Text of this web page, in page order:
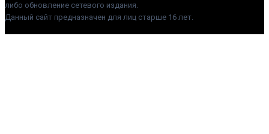
либо обновление сетевого издания.
Данный сайт предназначен для лиц старше 16 лет.